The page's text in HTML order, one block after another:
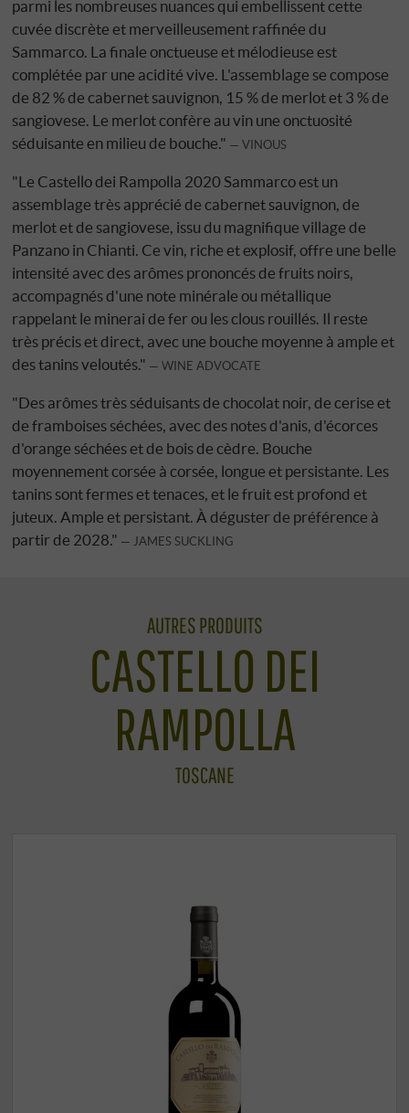
parmi les nombreuses nuances qui embellissent cette
cuvée discrète et merveilleusement raffinée du
Sammarco. La finale onctueuse et mélodieuse est
complétée par une acidité vive. L'assemblage se compose
de 82 % de cabernet sauvignon, 15 % de merlot et 3 % de
sangiovese. Le merlot confère au vin une onctuosité
séduisante en milieu de bouche."
VINOUS
"Le Castello dei Rampolla 2020 Sammarco est un
assemblage très apprécié de cabernet sauvignon, de
merlot et de sangiovese, issu du magnifique village de
Panzano in Chianti. Ce vin, riche et explosif, offre une belle
intensité avec des arômes prononcés de fruits noirs,
accompagnés d'une note minérale ou métallique
rappelant le minerai de fer ou les clous rouillés. Il reste
très précis et direct, avec une bouche moyenne à ample et
des tanins veloutés."
WINE ADVOCATE
"Des arômes très séduisants de chocolat noir, de cerise et
de framboises séchées, avec des notes d'anis, d'écorces
d'orange séchées et de bois de cèdre. Bouche
moyennement corsée à corsée, longue et persistante. Les
tanins sont fermes et tenaces, et le fruit est profond et
juteux. Ample et persistant. À déguster de préférence à
partir de 2028."
JAMES SUCKLING
AUTRES PRODUITS
CASTELLO DEI
RAMPOLLA
TOSCANE